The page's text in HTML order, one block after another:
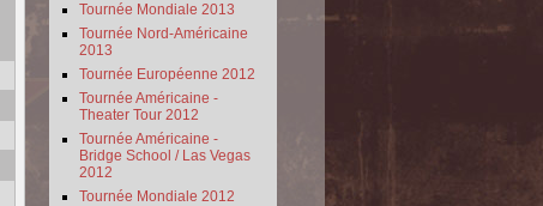
Tournée Mondiale 2013
Tournée Nord-Américaine
2013
Tournée Européenne 2012
Tournée Américaine -
Theater Tour 2012
Tournée Américaine -
Bridge School / Las Vegas
2012
Tournée Mondiale 2012